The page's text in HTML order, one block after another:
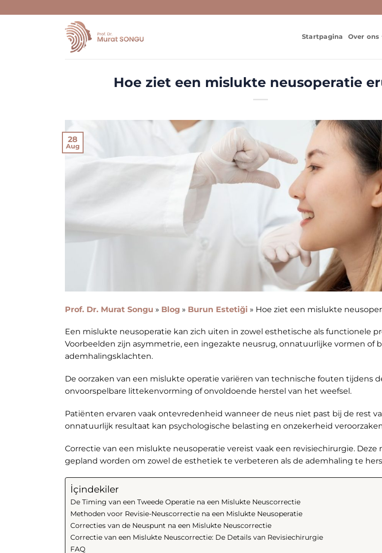
Startpagina Over ons
Hoe ziet een mislukte neusoperatie
28
Aug
Prof. Dr. Murat Songu » Blog » Burun Estetiği » Hoe ziet een mislukte
Een mislukte neusoperatie kan zich uiten in zowel esthetische als functionele
Voorbeelden zijn asymmetrie, een ingezakte neusrug, onnatuurlijke vormen of
ademhalingsklachten.
De oorzaken van een mislukte operatie variëren van technische fouten tijdens
onvoorspelbare littekenvorming of onvoldoende herstel van het weefsel.
Patiënten ervaren vaak ontevredenheid wanneer de neus niet past bij de rest
onnatuurlijk resultaat kan psychologische belasting en onzekerheid
Correctie van een mislukte neusoperatie vereist vaak een revisiechirurgie. Deze
gepland worden om zowel de esthetiek te verbeteren als de ademhaling te
İçindekiler
De Timing van een Tweede Operatie na een Mislukte Neuscorrectie
Methoden voor Revisie-Neuscorrectie na een Mislukte Neusoperatie
Correcties van de Neuspunt na een Mislukte Neuscorrectie
Correctie van een Mislukte Neuscorrectie: De Details van Revisiechirurgie
FAQ